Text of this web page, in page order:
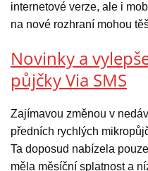
internetové verze, ale i
na nové rozhraní mohou
Novinky a
půjčky Via SMS
Zajímavou změnou v
předních rychlých
Ta doposud nabízela
měla měsíční splatnost a